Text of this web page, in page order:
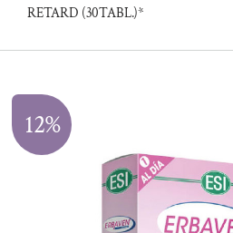
RETARD (30TABL.)*
12%